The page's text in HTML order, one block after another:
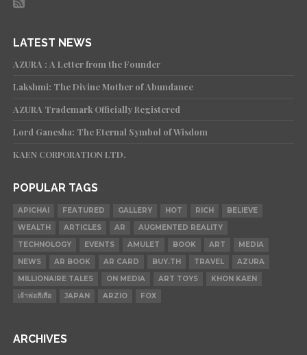
LATEST NEWS
AZURA : A Letter from the Founder
Lakshmi: The Divine Mother of Abundance
AZURA Trademark Officially Registered
Lord Ganesha: The Eternal Symbol of Wisdom
KAEN CORPORATION LTD.
POPULAR TAGS
APICHAI FEATURED GALLERY HOT RICH
BELIEVE
WEALTH
ARTICLES AR
AUGMENTED REALITY
TECHNOLOGY
EVENTS AMULET BOOK ART
MEDIA
NEWS
AR BOOK AR CARD BUY.TH TRAVEL
AZURA
MILLIONAIRE TALES
ON MEDIA ART TOYS
KHON KAEN
เจ้าพ่อสีเสือ
JAPAN ARZIO FOX
ARCHIVES